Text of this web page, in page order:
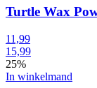
Turtle Wax
11,99
15,99
25%
In winkelmand